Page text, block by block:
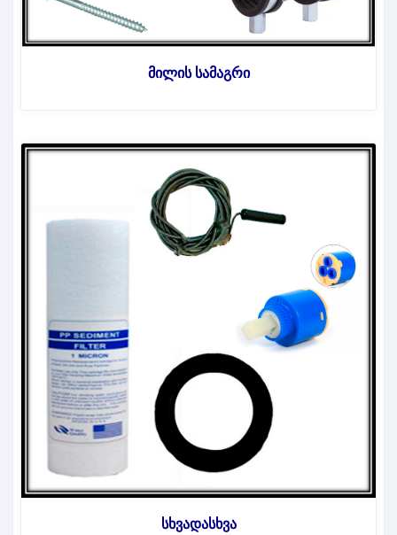
მილის სამაგრი
სხვადასხვა